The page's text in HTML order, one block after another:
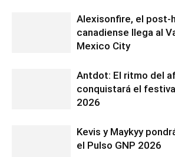
Alexisonfire, el post-
canadiense llega al
Mexico City
Antdot: El ritmo del
conquistará el
2026
Kevis y Maykyy
el Pulso GNP 2026